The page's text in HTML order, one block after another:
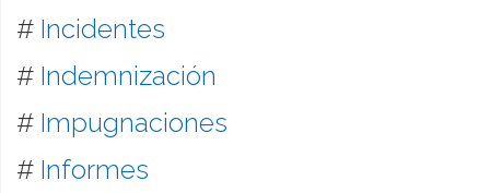
# Incidentes
# Indemnización
# Impugnaciones
# Informes